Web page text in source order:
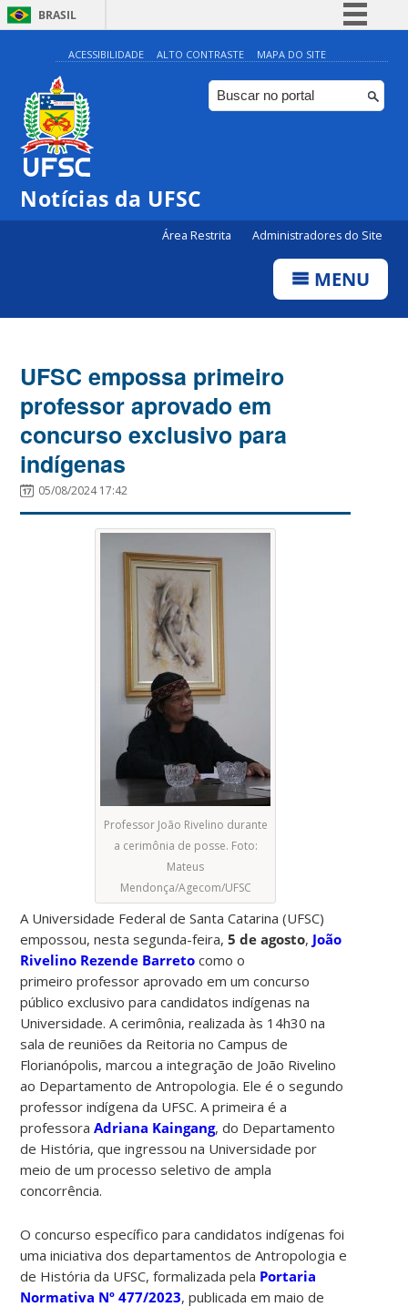
BRASIL
Simplifique!
Comunica BR
Participe
ACESSIBILIDADE ALTO CONTRASTE MAPA DO SITE
Notícias da UFSC
Área Restrita Administradores do Site
MENU
UFSC empossa primeiro
professor aprovado em
concurso exclusivo para
indígenas
05/08/2024 17:42
Professor João Rivelino durante
a cerimônia de posse. Foto:
Mateus
Mendonça/Agecom/UFSC
A Universidade Federal de Santa Catarina (UFSC)
empossou, nesta segunda-feira,5 de agosto, João
Rivelino Rezende Barreto como o
primeiro professor aprovado em um concurso
público exclusivo para candidatos indígenas na
Universidade. A cerimônia, realizada às 14h30 na
sala de reuniões da Reitoria no Campus de
Florianópolis, marcou a integração de João Rivelino
ao Departamento de Antropologia. Ele é o segundo
professor indígena da UFSC. A primeira é a
professoraAdriana Kaingang, do Departamento
de História, que ingressou na Universidade por
meio de um processo seletivo de ampla
concorrência.
O concurso específico para candidatos indígenas foi
uma iniciativa dos departamentos de Antropologia e
de História da UFSC, formalizada pela Portaria
Normativa Nº 477/2023, publicada em maio de